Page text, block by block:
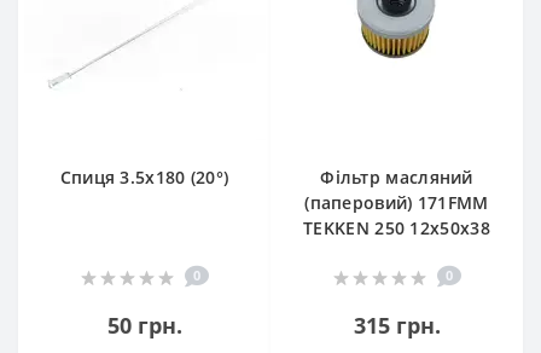
Спиця 3.5х180 (20°)
0
50 грн.
Фільтр масляний
(паперовий) 171FMM
TEKKEN 250 12х50х38
0
315 грн.